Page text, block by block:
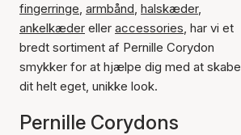
fingerringe, armbånd, halskæder,
ankelkæder eller accessories, har vi et
bredt sortiment af Pernille Corydon
smykker for at hjælpe dig med at skabe
dit helt eget, unikke look.
Pernille Corydons